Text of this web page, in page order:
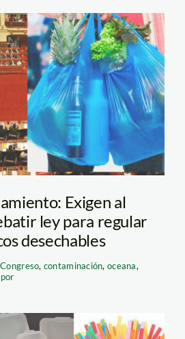
Exigen al
ley para regular
desechables
Congreso, contaminación, oceana,